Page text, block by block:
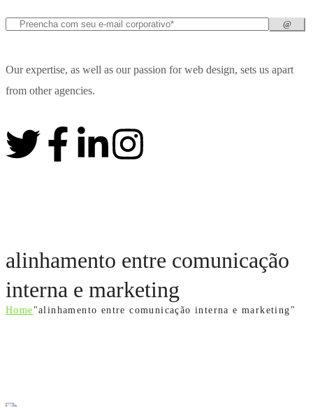
Our expertise, as well as our passion for web design, sets us apart
from other agencies.
alinhamento entre comunicação
interna e marketing
Home "alinhamento entre comunicação interna e marketing"